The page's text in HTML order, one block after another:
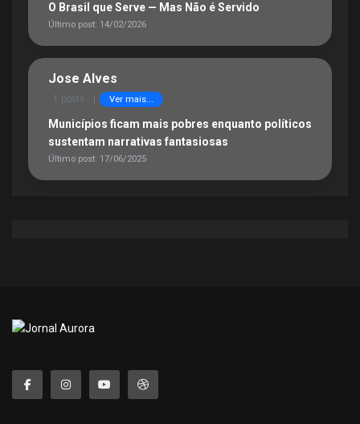
O Brasil que Serve — Mas Não é Servido
Último post: 14/02/2026
Jose Alves
1 posts Ver mais...
Municípios ficam mais pobres enquanto políticos
sustentam narrativas fantasiosas
Último post: 17/06/2025